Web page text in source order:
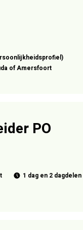
of Amersfoort
PO
1 dag en 2 dagdelen